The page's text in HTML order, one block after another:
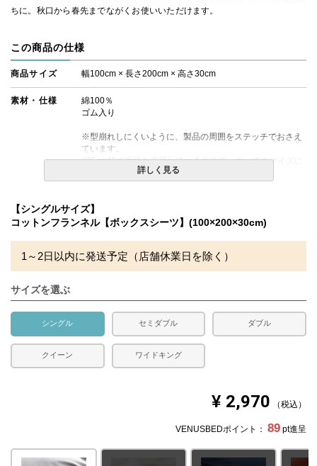
ちに。秋口から春先までながくお使いいただけます。
この商品の仕様
商品サイズ 幅100cm × 長さ200cm × 高さ30cm
素材・仕様
綿100％
ゴム入り
※型崩れしにくいように、製品の周囲をステッチでおさえ
ています。
225cm幅の生地を使用していますので、すべてのサイズに
継ぎ目がありません。
※北海道・沖縄・離島等一部地域へのお届けは別途送料が
発生する場合がございます。また発送予定も変更になる場
詳しく見る
【シングルサイズ】
コットンフランネル【ボックスシーツ】(100×200×30cm)
1～2日以内に発送予定（店舗休業日を除く）
サイズを選ぶ
シングル セミダブル ダブル
クイーン ワイドキング
¥ 2,970 税込
VENUSBEDポイント： 89 pt進呈